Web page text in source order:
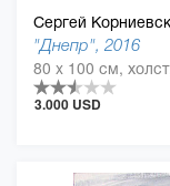
Сергей
"Днепр", 2016
80 x 100 см,
3.000 USD